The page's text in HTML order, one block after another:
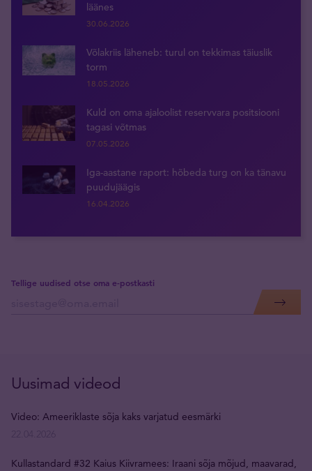
läänes
30.06.2026
Võlakriis läheneb: turul on tekkimas täiuslik
torm
18.05.2026
Kuld on oma ajaloolist reservvara positsiooni
tagasi võtmas
07.05.2026
Iga-aastane raport: hõbeda turg on ka tänavu
puudujäägis
16.04.2026
Tellige uudised otse oma e-postkasti
Uusimad videod
Video: Ameeriklaste sõja kaks varjatud eesmärki
Kullastandard #32 Kaius Kiivramees: Iraani sõja mõjud, maavarad,